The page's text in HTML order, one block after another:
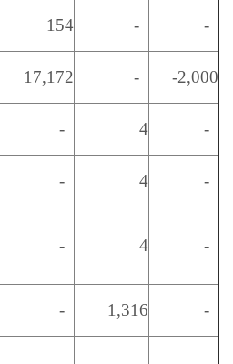
154 - -
17,172 - -2,000
- 4 -
- 4 -
- 4 -
- 1,316 -